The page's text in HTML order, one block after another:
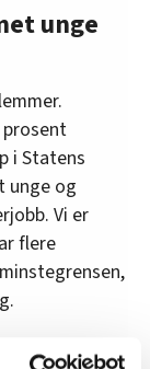
unge
prosent
i Statens
unge og
Vi er
flere
blir